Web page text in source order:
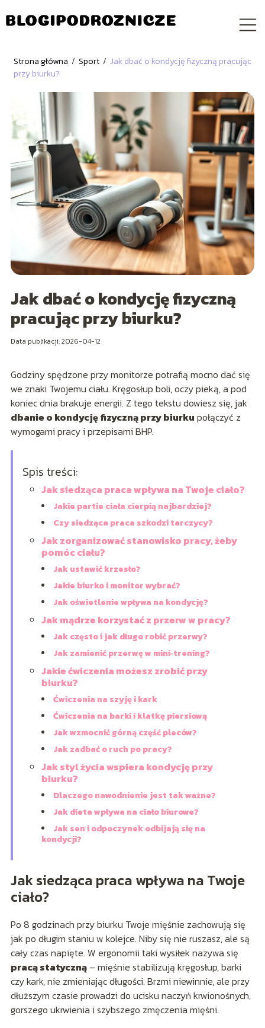
Strona główna / Sport / Jak dbać o kondycję fizyczną pracując
przy biurku?
Jak dbać o kondycję fizyczną
pracując przy biurku?
Data publikacji: 2026-04-12
Godziny spędzone przy monitorze potrafią mocno dać się
we znaki Twojemu ciału. Kręgosłup boli, oczy pieką, a pod
koniec dnia brakuje energii. Z tego tekstu dowiesz się, jak
dbanie o kondycję fizyczną przy biurku połączyć z
wymogami pracy i przepisami BHP.
Spis treści:
Jak siedząca praca wpływa na Twoje ciało?
Jakie partie ciała cierpią najbardziej?
Czy siedząca praca szkodzi tarczycy?
Jak zorganizować stanowisko pracy, żeby
pomóc ciału?
Jak ustawić krzesło?
Jakie biurko i monitor wybrać?
Jak oświetlenie wpływa na kondycję?
Jak mądrze korzystać z przerw w pracy?
Jak często i jak długo robić przerwy?
Jak zamienić przerwę w mini‑trening?
Jakie ćwiczenia możesz zrobić przy
biurku?
Ćwiczenia na szyję i kark
Ćwiczenia na barki i klatkę piersiową
Jak wzmocnić górną część pleców?
Jak zadbać o ruch po pracy?
Jak styl życia wspiera kondycję przy
biurku?
Dlaczego nawodnienie jest tak ważne?
Jak dieta wpływa na ciało biurowe?
Jak sen i odpoczynek odbijają się na
kondycji?
Jak siedząca praca wpływa na Twoje
ciało?
Po 8 godzinach przy biurku Twoje mięśnie zachowują się
jak po długim staniu w kolejce. Niby się nie ruszasz, ale są
cały czas napięte. W ergonomii taki wysiłek nazywa się
pracą statyczną– mięśnie stabilizują kręgosłup, barki
czy kark, nie zmieniając długości. Brzmi niewinnie, ale przy
dłuższym czasie prowadzi do ucisku naczyń krwionośnych,
gorszego ukrwienia i szybszego zmęczenia mięśni.